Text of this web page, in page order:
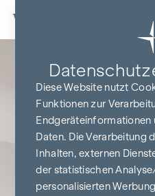
Zum Inhalt springen
Diese Website nutzt
Funktionen zur
Endgeräteinformationen
Daten. Die Verarbeitung
Inhalten, externen
der statistischen
personalisierten